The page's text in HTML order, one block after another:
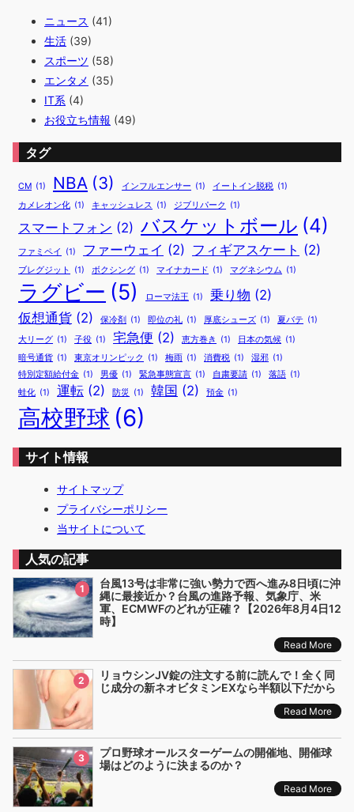
ニュース (41)
生活 (39)
スポーツ (58)
エンタメ (35)
IT系 (4)
お役立ち情報 (49)
タグ
CM (1) NBA (3) インフルエンサー (1) イートイン脱税 (1)
カメレオン化 (1) キャッシュレス (1) ジブリパーク (1)
スマートフォン (2) バスケットボール (4)
ファミペイ (1) ファーウェイ (2) フィギアスケート (2)
ブレグジット (1) ボクシング (1) マイナカード (1) マグネシウム (1)
ラグビー (5) ローマ法王 (1) 乗り物 (2)
仮想通貨 (2) 保冷剤 (1) 即位の礼 (1) 厚底シューズ (1) 夏バテ (1)
大リーグ (1) 子役 (1) 宅急便 (2) 恵方巻き (1) 日本の気候 (1)
暗号通貨 (1) 東京オリンピック (1) 梅雨 (1) 消費税 (1) 湿邪 (1)
特別定額給付金 (1) 男優 (1) 緊急事態宣言 (1) 自粛要請 (1) 落語 (1)
蛙化 (1) 運転 (2) 防災 (1) 韓国 (2) 預金 (1)
高校野球 (6)
サイト情報
サイトマップ
プライバシーポリシー
当サイトについて
人気の記事
1
台風13号は非常に強い勢力で西へ進み8日頃に沖
縄に最接近か？台風の進路予報、気象庁、米
軍、ECMWFのどれが正確？【2026年8月4日12
時】
Read More
2
リョウシンJV錠の注文する前に読んで！全く同
じ成分の新ネオビタミンEXなら半額以下だから
Read More
3
プロ野球オールスターゲームの開催地、開催球
場はどのように決まるのか？
Read More